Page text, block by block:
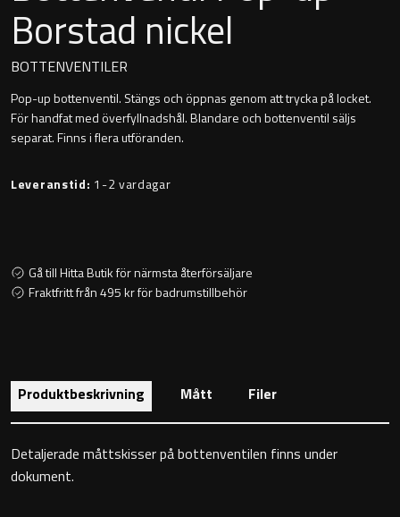
Heltäckande handfat
Underlimmat handfat
Handfat med piedestal
Tvättställsblandare
Toalettstolar
Golvstående toalettstol
Montana
Orlando
Signature
Stockholm
Borstad nickel
BOTTENVENTILER
Pop-up bottenventil. Stängs och öppnas genom att trycka på locket.
För handfat med överfyllnadshål. Blandare och bottenventil säljs
separat. Finns i flera utföranden.
Leveranstid: 1-2 vardagar
Gå till Hitta Butik för närmsta återförsäljare
Fraktfritt från 495 kr för badrumstillbehör
Produktbeskrivning Mått Filer
Detaljerade måttskisser på bottenventilen finns under
dokument.